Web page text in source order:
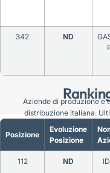
342 ND
Posizione
Evoluzione
Posizione
112 ND
Aziende di produzione e
distribuzione italiana.